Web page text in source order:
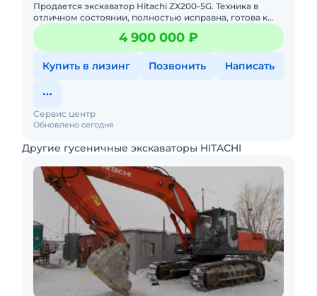
Продается экскаватор Hitachi ZX200-5G. Техника в
отличном состоянии, полностью исправна, готова к
работе! Продажа от собственника с полным НДС.
4 900 000 ₽
Купить в лизинг Позвонить Написать
Обновлено сегодня
Сервис центр
Другие гусеничные экскаваторы HITACHI